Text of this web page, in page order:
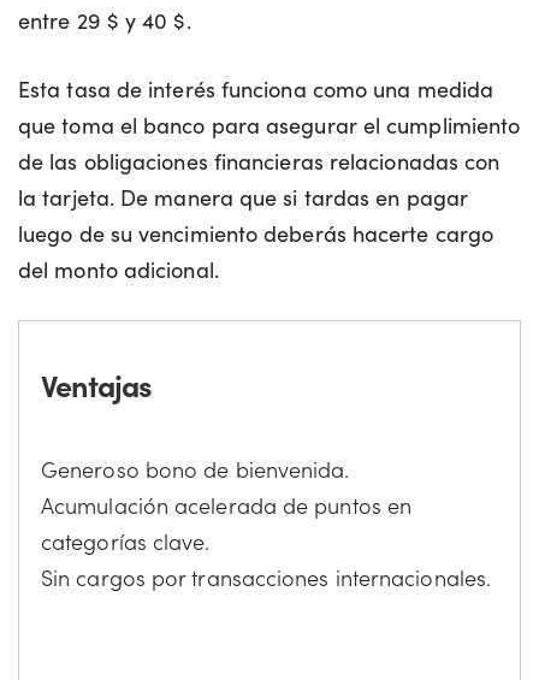
entre 29 $ y 40 $.
Esta tasa de interés funciona como una medida
que toma el banco para asegurar el cumplimiento
de las obligaciones financieras relacionadas con
la tarjeta. De manera que si tardas en pagar
luego de su vencimiento deberás hacerte cargo
del monto adicional.
Ventajas
Generoso bono de bienvenida.
Acumulación acelerada de puntos en
categorías clave.
Sin cargos por transacciones internacionales.